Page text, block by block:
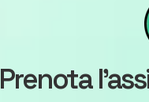
Prenota